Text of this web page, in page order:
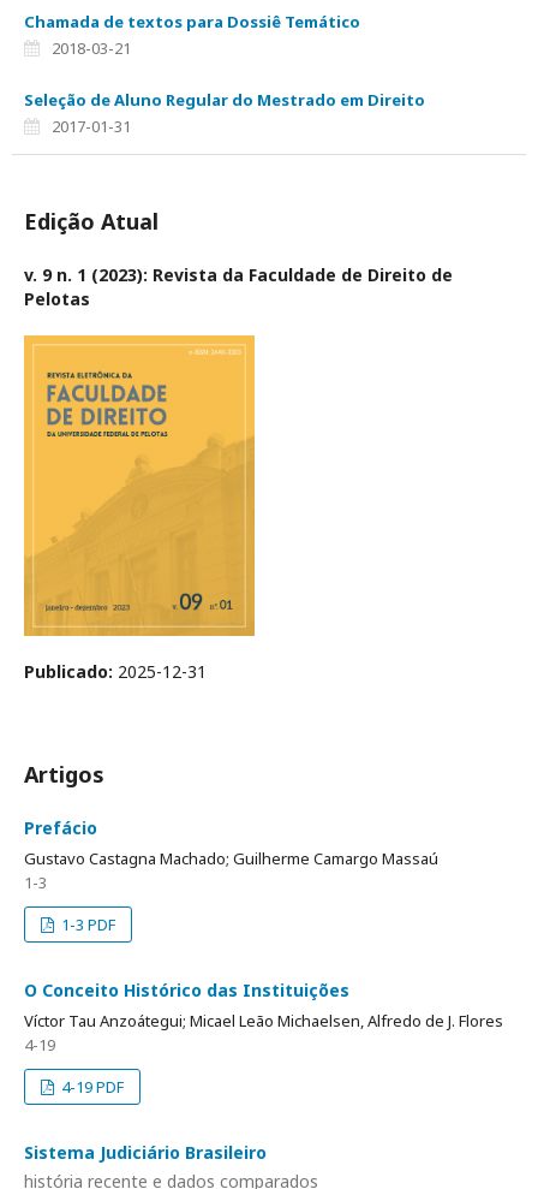
Chamada de textos para Dossiê Temático
2018-03-21
Seleção de Aluno Regular do Mestrado em Direito
2017-01-31
Edição Atual
v. 9 n. 1 (2023): Revista da Faculdade de Direito de
Pelotas
Publicado: 2025-12-31
Artigos
Prefácio
Gustavo Castagna Machado; Guilherme Camargo Massaú
1-3
1-3 PDF
O Conceito Histórico das Instituições
Víctor Tau Anzoátegui; Micael Leão Michaelsen, Alfredo de J. Flores
4-19
4-19 PDF
Sistema Judiciário Brasileiro
história recente e dados comparados